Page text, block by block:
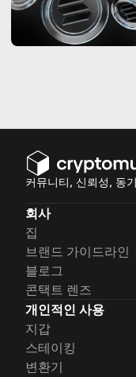
커뮤니티, 신뢰성, 동
회사
집
브랜드 가이드라인
블로그
콘택트 렌즈
개인적인 사용
지갑
스테이킹
변환기